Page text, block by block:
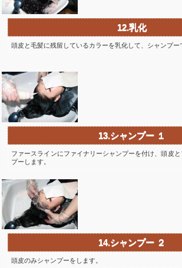
12.乳化
頭皮と毛髪に残留しているカラーを乳化して、シャンプー
13.シャンプー １
ファースラインにファイナリーシャンプーを付け、頭皮
プーします。
14.シャンプー ２
頭皮のみシャンプーをします。